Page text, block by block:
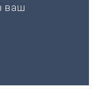
ваш